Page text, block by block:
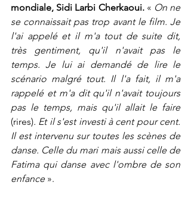
mondiale, Sidi Larbi Cherkaoui. « On ne
se connaissait pas trop avant le film. Je
l'ai appelé et il m'a tout de suite dit,
très gentiment, qu'il n'avait pas le
temps. Je lui ai demandé de lire le
scénario malgré tout. Il l'a fait, il m'a
rappelé et m'a dit qu'il n'avait toujours
pas le temps, mais qu'il allait le faire
(rires). Et il s'est investi à cent pour cent.
Il est intervenu sur toutes les scènes de
danse. Celle du mari mais aussi celle de
Fatima qui danse avec l'ombre de son
enfance ».